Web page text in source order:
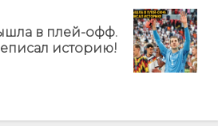
в плей-офф.
историю!